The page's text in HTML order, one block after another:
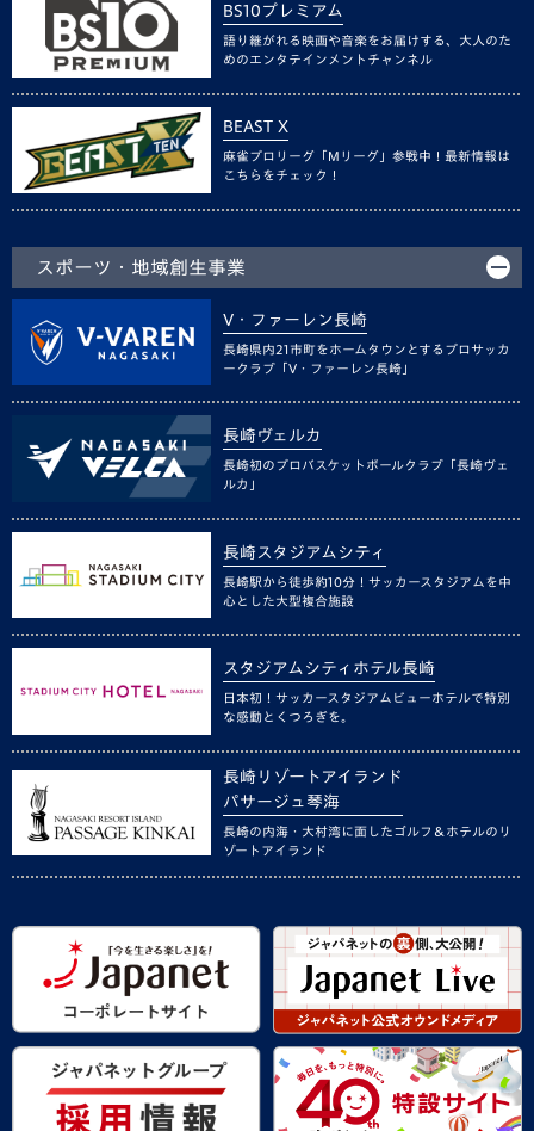
BS10プレミアム
語り継がれる映画や音楽をお届けする、大人のた
めのエンタテインメントチャンネル
BEAST X
麻雀プロリーグ「Mリーグ」参戦中！最新情報は
こちらをチェック！
スポーツ・地域創生事業
V・ファーレン長崎
長崎県内21市町をホームタウンとするプロサッカ
ークラブ「V・ファーレン長崎」
長崎ヴェルカ
長崎初のプロバスケットボールクラブ「長崎ヴェ
ルカ」
長崎スタジアムシティ
長崎駅から徒歩約10分！サッカースタジアムを中
心とした大型複合施設
スタジアムシティホテル長崎
日本初！サッカースタジアムビューホテルで特別
な感動とくつろぎを。
長崎リゾートアイランド
パサージュ琴海
長崎の内海・大村湾に面したゴルフ＆ホテルのリ
ゾートアイランド